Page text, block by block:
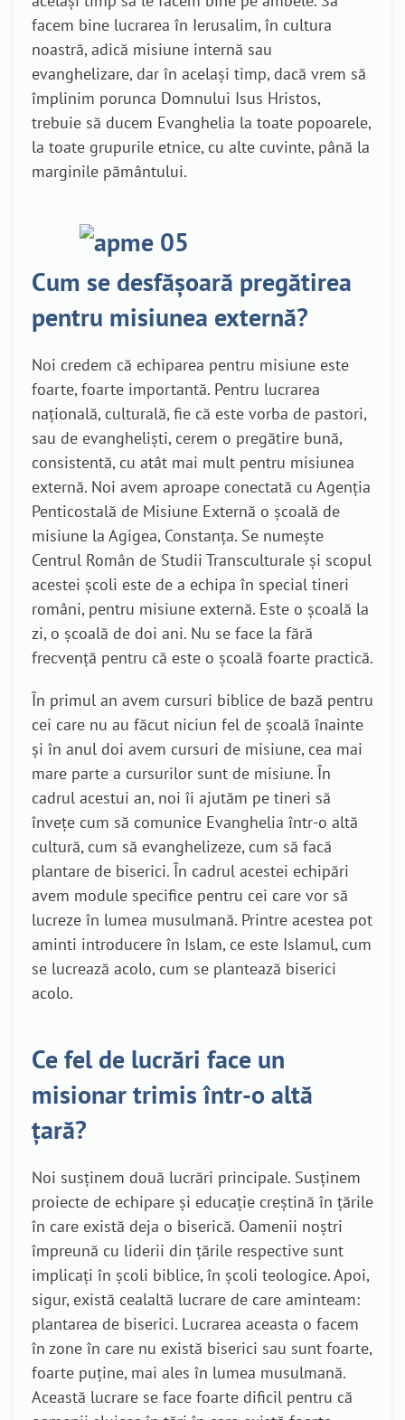
facem bine lucrarea în Ierusalim, în cultura
noastră, adică misiune internă sau
evanghelizare, dar în același timp, dacă vrem să
împlinim porunca Domnului Isus Hristos,
trebuie să ducem Evanghelia la toate popoarele,
la toate grupurile etnice, cu alte cuvinte, până la
marginile pământului.
Cum se desfășoară pregătirea
pentru misiunea externă?
Noi credem că echiparea pentru misiune este
foarte, foarte importantă. Pentru lucrarea
națională, culturală, fie că este vorba de pastori,
sau de evangheliști, cerem o pregătire bună,
consistentă, cu atât mai mult pentru misiunea
externă. Noi avem aproape conectată cu Agenția
Penticostală de Misiune Externă o școală de
misiune la Agigea, Constanța. Se numește
Centrul Român de Studii Transculturale și scopul
acestei școli este de a echipa în special tineri
români, pentru misiune externă. Este o școală la
zi, o școală de doi ani. Nu se face la fără
frecvență pentru că este o școală foarte practică.
În primul an avem cursuri biblice de bază pentru
cei care nu au făcut niciun fel de școală înainte
și în anul doi avem cursuri de misiune, cea mai
mare parte a cursurilor sunt de misiune. În
cadrul acestui an, noi îi ajutăm pe tineri să
învețe cum să comunice Evanghelia într-o altă
cultură, cum să evanghelizeze, cum să facă
plantare de biserici. În cadrul acestei echipări
avem module specifice pentru cei care vor să
lucreze în lumea musulmană. Printre acestea pot
aminti introducere în Islam, ce este Islamul, cum
se lucrează acolo, cum se plantează biserici
acolo.
Ce fel de lucrări face un
misionar trimis într-o altă
țară?
Noi susținem două lucrări principale. Susținem
proiecte de echipare și educație creștină în țările
în care există deja o biserică. Oamenii noștri
împreună cu liderii din țările respective sunt
implicați în școli biblice, în școli teologice. Apoi,
sigur, există cealaltă lucrare de care aminteam:
plantarea de biserici. Lucrarea aceasta o facem
în zone în care nu există biserici sau sunt foarte,
foarte puține, mai ales în lumea musulmană.
Această lucrare se face foarte dificil pentru că